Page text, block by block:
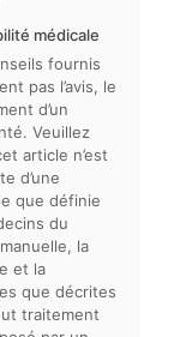
médicale
fournis
pas l’avis, le
d’un
Veuillez
article n’est
d’une
que définie
du
la
et la
que décrites
traitement